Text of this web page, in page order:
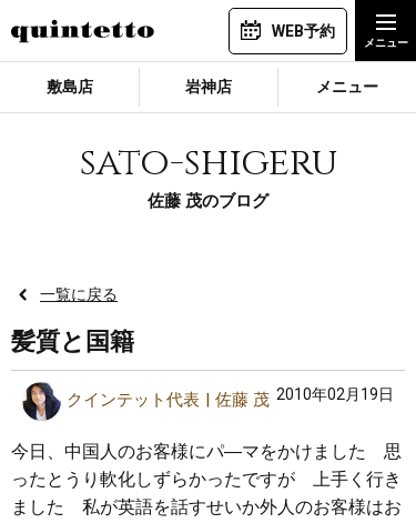
WEB予約
敷島店 岩神店 メニュー
sato-shigeru
佐藤 茂のブログ
一覧に戻る
髪質と国籍
クインテット代表 佐藤 茂 2010年02月19日
今日、中国人のお客様にパ―マをかけました 思
ったとうり軟化しずらかったですが 上手く行き
ました 私が英語を話すせいか外人のお客様はお